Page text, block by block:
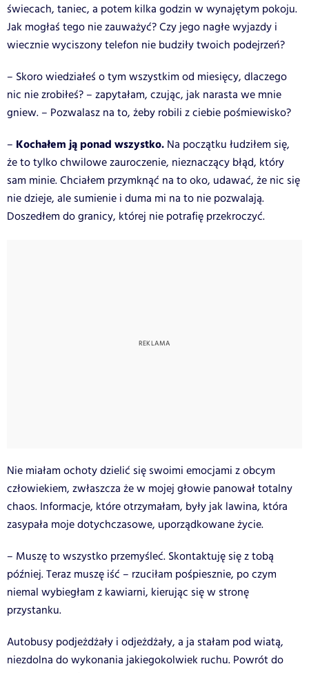
świecach, taniec, a potem kilka godzin w wynajętym pokoju.
Jak mogłaś tego nie zauważyć? Czy jego nagłe wyjazdy i
wiecznie wyciszony telefon nie budziły twoich podejrzeń?
– Skoro wiedziałeś o tym wszystkim od miesięcy, dlaczego
nic nie zrobiłeś? – zapytałam, czując, jak narasta we mnie
gniew. – Pozwalasz na to, żeby robili z ciebie pośmiewisko?
– Kochałem ją ponad wszystko. Na początku łudziłem się,
że to tylko chwilowe zauroczenie, nieznaczący błąd, który
sam minie. Chciałem przymknąć na to oko, udawać, że nic się
nie dzieje, ale sumienie i duma mi na to nie pozwalają.
Doszedłem do granicy, której nie potrafię przekroczyć.
Nie miałam ochoty dzielić się swoimi emocjami z obcym
człowiekiem, zwłaszcza że w mojej głowie panował totalny
chaos. Informacje, które otrzymałam, były jak lawina, która
zasypała moje dotychczasowe, uporządkowane życie.
– Muszę to wszystko przemyśleć. Skontaktuję się z tobą
później. Teraz muszę iść – rzuciłam pośpiesznie, po czym
niemal wybiegłam z kawiarni, kierując się w stronę
przystanku.
Autobusy podjeżdżały i odjeżdżały, a ja stałam pod wiatą,
niezdolna do wykonania jakiegokolwiek ruchu. Powrót do